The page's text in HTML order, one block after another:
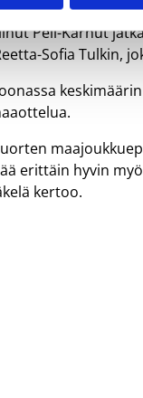
Peli-Karhut
Sofia Tulkin,
erittäin hyvin
kertoo.